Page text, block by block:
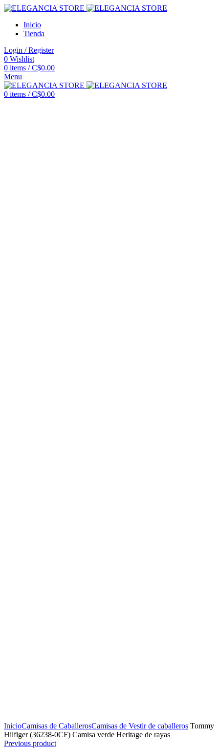
Inicio
Tienda
Login / Register
0 Wishlist
0 items / C$0.00
Menu
0 items / C$0.00
InicioCamisas de CaballerosCamisas de Vestir de caballeros Tommy
Hilfiger (36238-0CF) Camisa verde Heritage de rayas
Previous product